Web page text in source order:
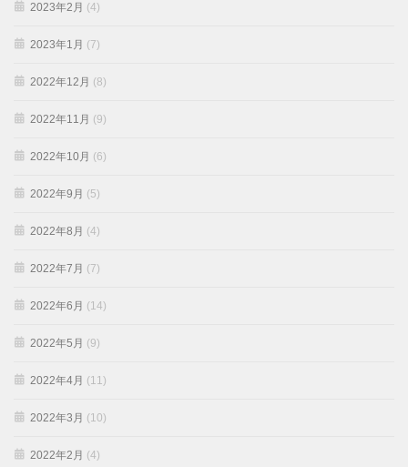
2023年2月 (4)
2023年1月 (7)
2022年12月 (8)
2022年11月 (9)
2022年10月 (6)
2022年9月 (5)
2022年8月 (4)
2022年7月 (7)
2022年6月 (14)
2022年5月 (9)
2022年4月 (11)
2022年3月 (10)
2022年2月 (4)